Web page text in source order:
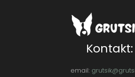
Kontakt:
email: